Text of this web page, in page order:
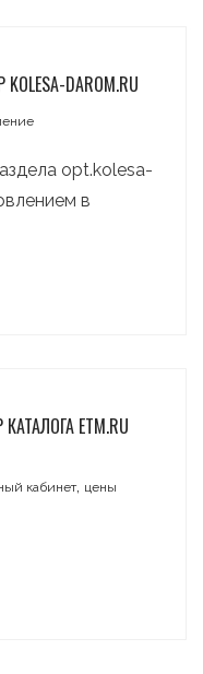
DAROM.RU
opt.kolesa-
в
ETM.RU
кабинет, цены